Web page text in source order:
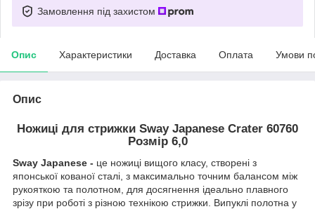
Замовлення під захистом
Опис Характеристики Доставка Оплата Умови
Опис
Ножиці для стрижки Sway Japanese Crater 60760
Розмір 6,0
Sway Japanese - це ножиці вищого класу, створені з
японської кованої сталі, з максимально точним балансом між
рукояткою та полотном, для досягнення ідеально плавного
зрізу при роботі з різною технікою стрижки. Випуклі полотна у